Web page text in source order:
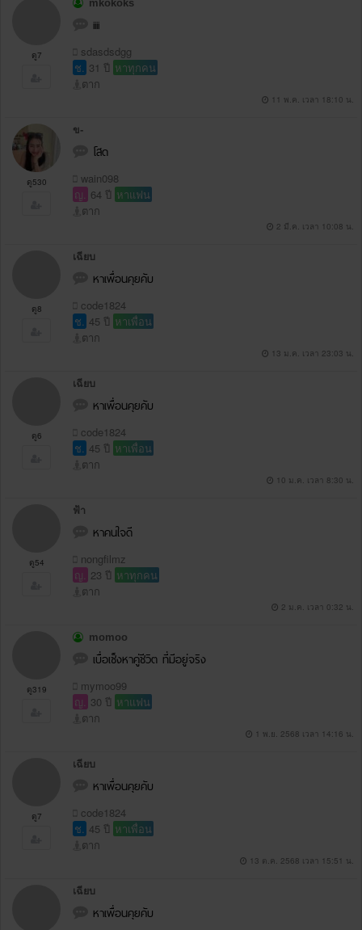
ดู7
mkokoks
iiii
sdasdsdgg
ช. 31 ปี หาทุกคน
ตาก
11 พ.ค. เวลา 18:10 น.
ดู530
ข-
โสด
wain098
ญ. 64 ปี หาแฟน
ตาก
2 มี.ค. เวลา 10:08 น.
ดู8
เฉียบ
หาเพื่อนคุยคับ
code1824
ช. 45 ปี หาเพื่อน
ตาก
13 ม.ค. เวลา 23:03 น.
ดู6
เฉียบ
หาเพื่อนคุยคับ
code1824
ช. 45 ปี หาเพื่อน
ตาก
10 ม.ค. เวลา 8:30 น.
ดู54
ฟ้า
หาคนใจดี
nongfilmz
ญ. 23 ปี หาทุกคน
ตาก
2 ม.ค. เวลา 0:32 น.
ดู319
momoo
เบื่อเซ็งหาคู่ชีวิต ที่มีอยู่จริง
mymoo99
ญ. 30 ปี หาแฟน
ตาก
1 พ.ย. 2568 เวลา 14:16 น.
ดู7
เฉียบ
หาเพื่อนคุยคับ
code1824
ช. 45 ปี หาเพื่อน
ตาก
13 ต.ค. 2568 เวลา 15:51 น.
เฉียบ
หาเพื่อนคุยคับ